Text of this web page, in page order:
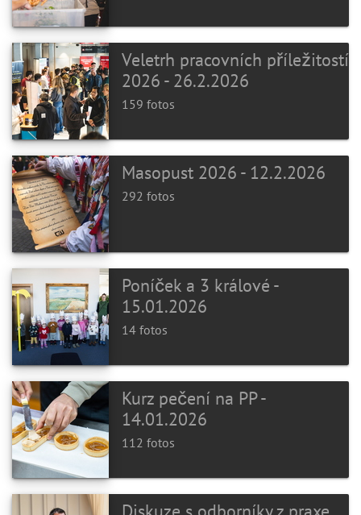
Veletrh pracovních příležitostí
2026 - 26.2.2026
159 fotos
Masopust 2026 - 12.2.2026
292 fotos
Poníček a 3 králové -
15.01.2026
14 fotos
Kurz pečení na PP -
14.01.2026
112 fotos